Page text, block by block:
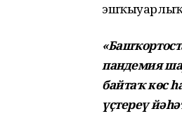
пандемия
байтаҡ көс
үҫтереү